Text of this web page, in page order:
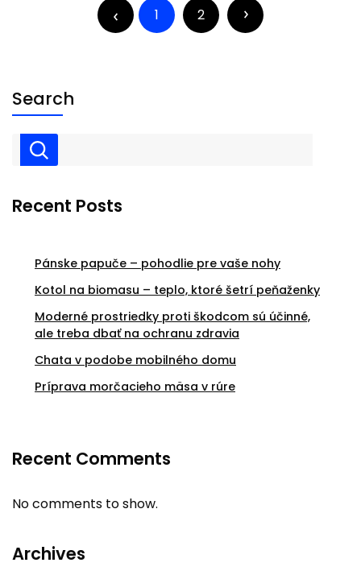
pagination
1 2
Search
Recent Posts
Pánske papuče – pohodlie pre vaše nohy
Kotol na biomasu – teplo, ktoré šetrí peňaženky
Moderné prostriedky proti škodcom sú účinné,
ale treba dbať na ochranu zdravia
Chata v podobe mobilného domu
Príprava morčacieho mäsa v rúre
Recent Comments
No comments to show.
Archives